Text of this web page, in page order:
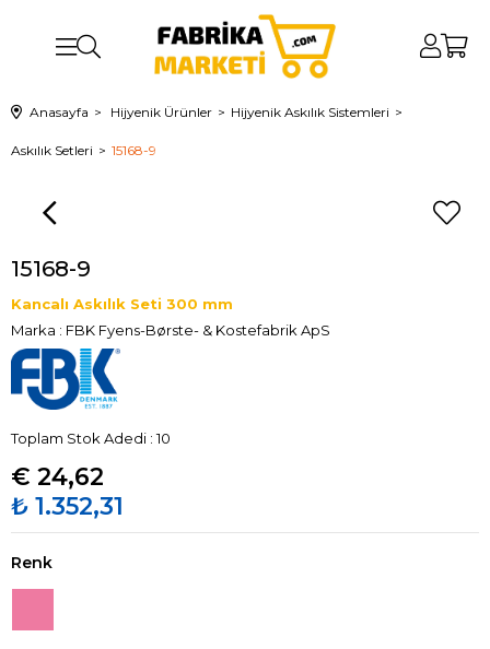
Anasayfa Hijyenik Ürünler Hijyenik Askılık Sistemleri
Askılık Setleri 15168-9
15168-9
Kancalı Askılık Seti 300 mm
Marka : FBK Fyens-Børste- & Kostefabrik ApS
Toplam Stok Adedi : 10
€ 24,62
₺ 1.352,31
Renk